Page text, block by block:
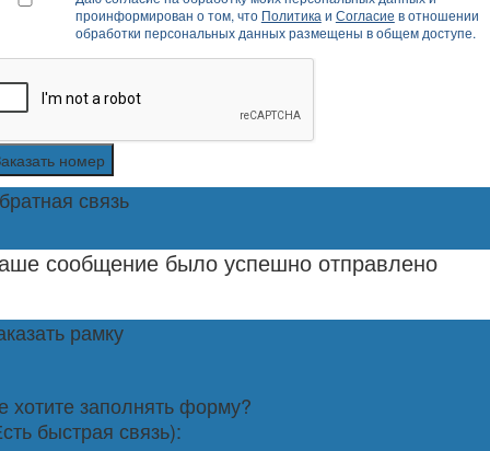
проинформирован о том, что Политика и Согласие в отношении
обработки персональных данных размещены в общем доступе.
номер
связь
сообщение было успешно отправлено
рамку
хотите заполнять форму?
быстрая связь):